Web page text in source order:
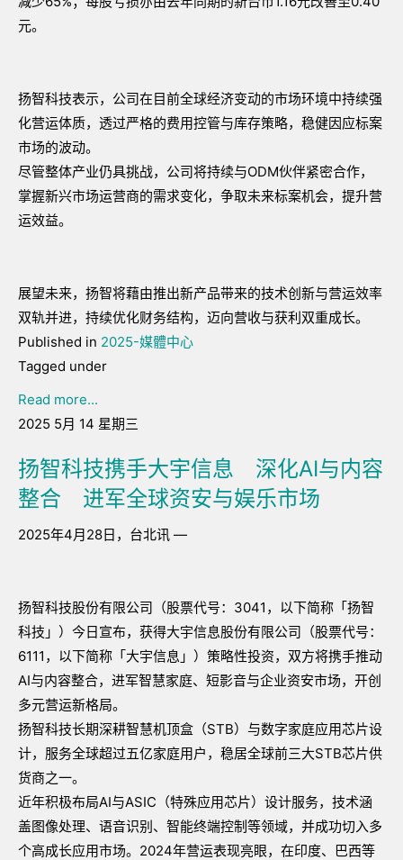
元。
扬智科技表示，公司在目前全球经济变动的市场环境中持续强
化营运体质，透过严格的费用控管与库存策略，稳健因应标案
市场的波动。
尽管整体产业仍具挑战，公司将持续与ODM伙伴紧密合作，
掌握新兴市场运营商的需求变化，争取未来标案机会，提升营
运效益。
展望未来，扬智将藉由推出新产品带来的技术创新与营运效率
双轨并进，持续优化财务结构，迈向营收与获利双重成长。
Published in 2025-媒體中心
Tagged under
Read more...
2025 5月 14 星期三
扬智科技携手大宇信息 深化AI与内容
整合 进军全球资安与娱乐市场
2025年4月28日，台北讯 —
扬智科技股份有限公司（股票代号：3041，以下简称「扬智
科技」）今日宣布，获得大宇信息股份有限公司（股票代号：
6111，以下简称「大宇信息」）策略性投资，双方将携手推动
AI与内容整合，进军智慧家庭、短影音与企业资安市场，开创
多元营运新格局。
扬智科技长期深耕智慧机顶盒（STB）与数字家庭应用芯片设
计，服务全球超过五亿家庭用户，稳居全球前三大STB芯片供
货商之一。
近年积极布局AI与ASIC（特殊应用芯片）设计服务，技术涵
盖图像处理、语音识别、智能终端控制等领域，并成功切入多
个高成长应用市场。2024年营运表现亮眼，在印度、巴西等